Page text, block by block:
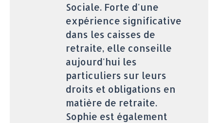
Sociale. Forte d'une
expérience significative
dans les caisses de
retraite, elle conseille
aujourd'hui les
particuliers sur leurs
droits et obligations en
matière de retraite.
Sophie est également